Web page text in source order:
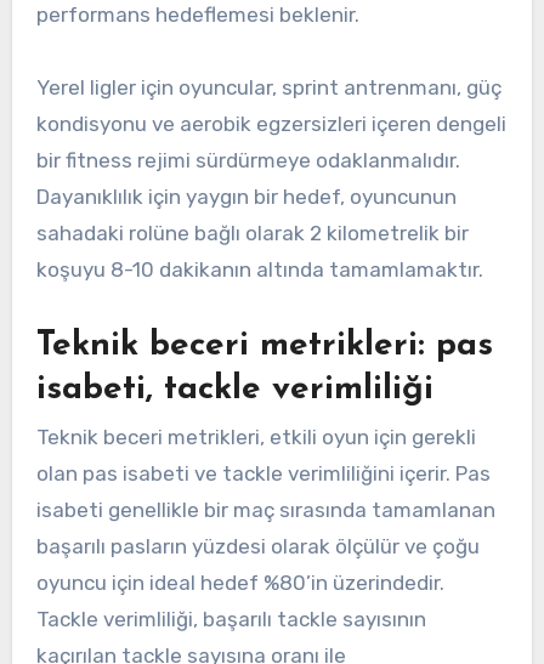
performans hedeflemesi beklenir.
Yerel ligler için oyuncular, sprint antrenmanı, güç
kondisyonu ve aerobik egzersizleri içeren dengeli
bir fitness rejimi sürdürmeye odaklanmalıdır.
Dayanıklılık için yaygın bir hedef, oyuncunun
sahadaki rolüne bağlı olarak 2 kilometrelik bir
koşuyu 8-10 dakikanın altında tamamlamaktır.
Teknik beceri metrikleri: pas
isabeti, tackle verimliliği
Teknik beceri metrikleri, etkili oyun için gerekli
olan pas isabeti ve tackle verimliliğini içerir. Pas
isabeti genellikle bir maç sırasında tamamlanan
başarılı pasların yüzdesi olarak ölçülür ve çoğu
oyuncu için ideal hedef %80’in üzerindedir.
Tackle verimliliği, başarılı tackle sayısının
kaçırılan tackle sayısına oranı ile